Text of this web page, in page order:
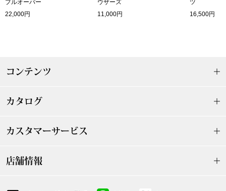
セイコー〉マウリッツハイス美術館公認フェ
プルオーバー
22,000円
ウザーズ
11,000円
ツ
16,500円
コンテンツ
カタログ
カスタマーサービス
店舗情報